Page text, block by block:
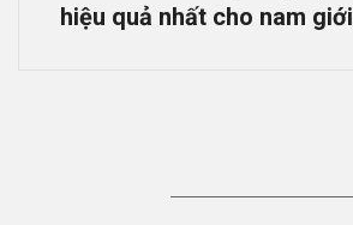
hiệu quả nhất cho nam giới